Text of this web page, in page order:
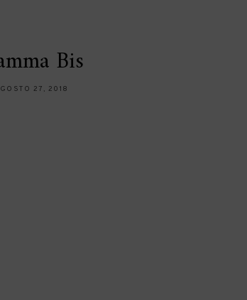
Bis
27, 2018